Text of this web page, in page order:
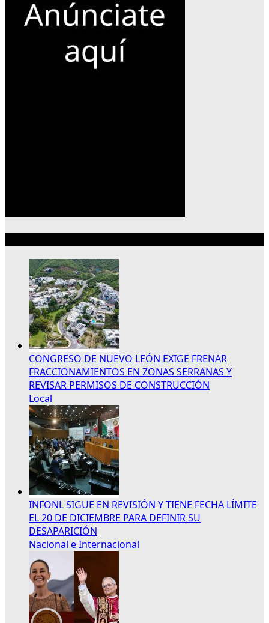
CONGRESO DE NUEVO LEÓN EXIGE FRENAR
FRACCIONAMIENTOS EN ZONAS SERRANAS Y
REVISAR PERMISOS DE CONSTRUCCIÓN
Local
INFONL SIGUE EN REVISIÓN Y TIENE FECHA LÍMITE
EL 20 DE DICIEMBRE PARA DEFINIR SU
DESAPARICIÓN
Nacional e Internacional